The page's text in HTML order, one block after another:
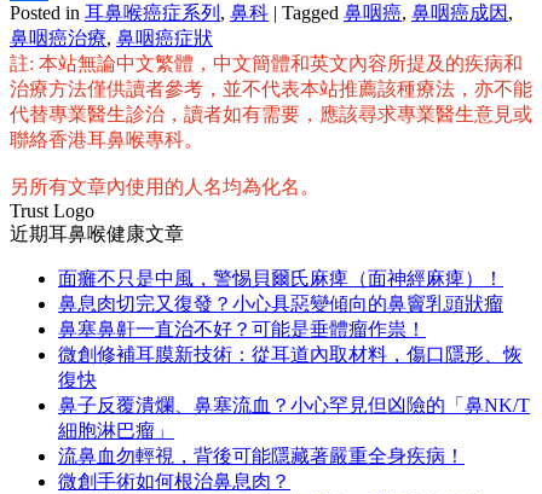
分
享
Posted in 耳鼻喉癌症系列 , 鼻科 | Tagged 鼻咽癌, 鼻咽癌成因 ,
鼻咽癌治療, 鼻咽癌症狀
註: 本站無論中文繁體，中文簡體和英文內容所提及的疾病和
治療方法僅供讀者參考，並不代表本站推薦該種療法，亦不能
代替專業醫生診治，讀者如有需要，應該尋求專業醫生意見或
聯絡香港耳鼻喉專科。
另所有文章內使用的人名均為化名。
Trust Logo
近期耳鼻喉健康文章
面癱不只是中風，警惕貝爾氏麻痺（面神經麻痺）！
鼻息肉切完又復發？小心具惡變傾向的鼻竇乳頭狀瘤
鼻塞鼻鼾一直治不好？可能是垂體瘤作祟！
微創修補耳膜新技術：從耳道內取材料，傷口隱形、恢
復快
鼻子反覆潰爛、鼻塞流血？小心罕見但凶險的「鼻NK/T
細胞淋巴瘤」
流鼻血勿輕視，背後可能隱藏著嚴重全身疾病！
微創手術如何根治鼻息肉？